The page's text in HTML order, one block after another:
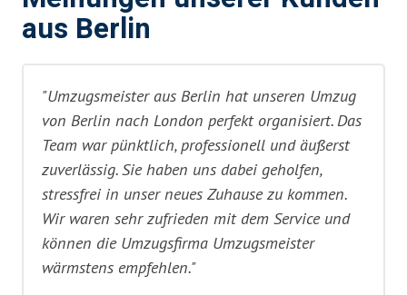
aus Berlin
"Umzugsmeister aus Berlin hat unseren Umzug
von Berlin nach London perfekt organisiert. Das
Team war pünktlich, professionell und äußerst
zuverlässig. Sie haben uns dabei geholfen,
stressfrei in unser neues Zuhause zu kommen.
Wir waren sehr zufrieden mit dem Service und
können die Umzugsfirma Umzugsmeister
wärmstens empfehlen."